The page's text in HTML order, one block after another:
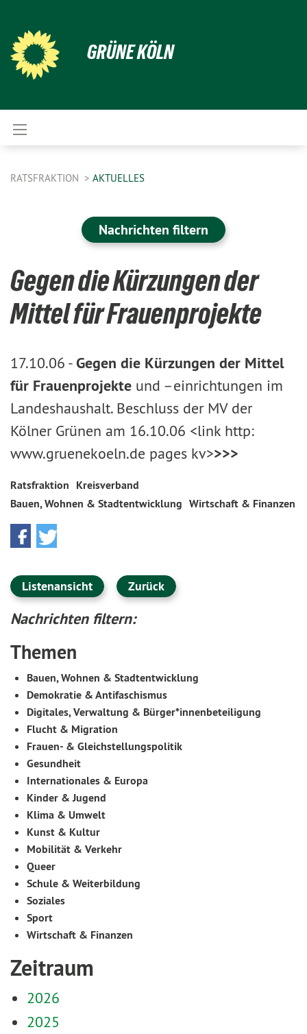
GRÜNE KÖLN
RATSFRAKTION AKTUELLES
Nachrichten filtern
Gegen die Kürzungen der
Mittel für Frauenprojekte
17.10.06 -Gegen die Kürzungen der Mittel
für Frauenprojekte und –einrichtungen im
Landeshaushalt. Beschluss der MV der
Kölner Grünen am 16.10.06 <link http:
www.gruenekoeln.de pages kv>>>>
Ratsfraktion Kreisverband
Bauen, Wohnen & Stadtentwicklung Wirtschaft & Finanzen
Listenansicht Zurück
Nachrichten filtern:
Themen
Bauen, Wohnen & Stadtentwicklung
Demokratie & Antifaschismus
Digitales, Verwaltung & Bürger*innenbeteiligung
Flucht & Migration
Frauen- & Gleichstellungspolitik
Gesundheit
Internationales & Europa
Kinder & Jugend
Klima & Umwelt
Kunst & Kultur
Mobilität & Verkehr
Queer
Schule & Weiterbildung
Soziales
Sport
Wirtschaft & Finanzen
Zeitraum
2026
2025